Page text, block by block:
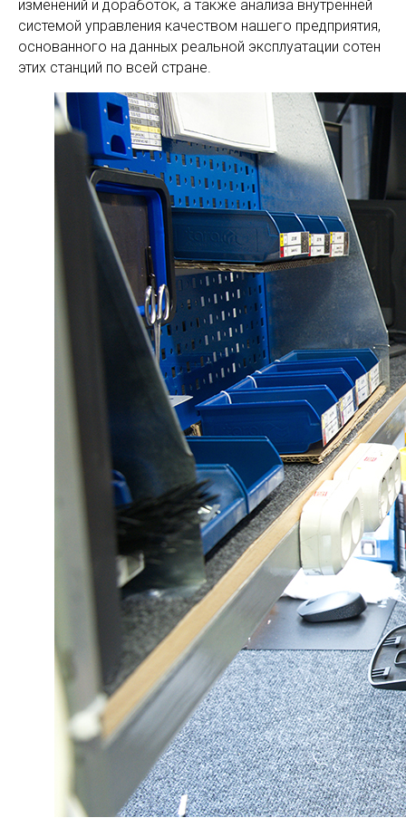
изменений и доработок, а также анализа внутренней
системой управления качеством нашего предприятия,
основанного на данных реальной эксплуатации сотен
этих станций по всей стране.